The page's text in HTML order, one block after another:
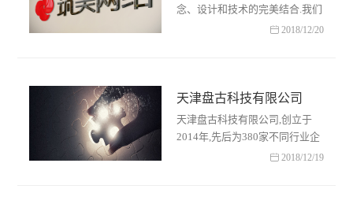
念、设计和技术的完美结合.我们
拥有独到的设计理念、多方位的
 2018/12/20
天津盘古科技有限公司
天津盘古科技有限公司,创立于
2014年,先后为380家不同行业企
业提供了软件开发服务,为26所高
 2018/12/19